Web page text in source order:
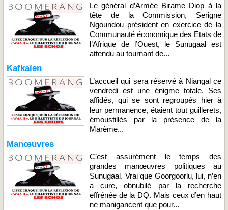
Le général d’Armée Birame Diop à la
tête de la Commission, Serigne
Ngoundou président en exercice de la
Communauté économique des Etats de
l’Afrique de l’Ouest, le Sunugaal est
attendu au tournant de...
Kafkaïen
L’accueil qui sera réservé à Niangal ce
vendredi est une énigme totale. Ses
affidés, qui se sont regroupés hier à
leur permanence, étaient tout guillerets,
émoustillés par la présence de la
Marème...
Manœuvres
C’est assurément le temps des
grandes manœuvres politiques au
Sunugaal. Vrai que Goorgoorlu, lui, n’en
a cure, obnubilé par la recherche
effrénée de la DQ. Mais ceux d’en haut
ne manigancent que pour...